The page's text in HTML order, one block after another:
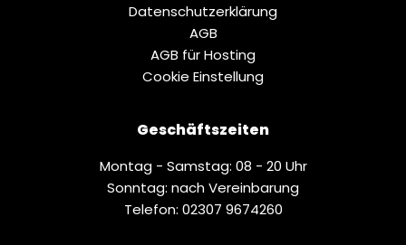
Datenschutz­erklärung
AGB
AGB für Hosting
Cookie Einstellung
Geschäftszeiten
Montag - Samstag: 08 - 20 Uhr
Sonntag: nach Vereinbarung
Telefon: 02307 9674260